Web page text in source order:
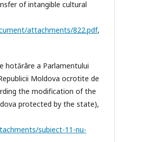
of intangible cultural
attachments/822.pdf,
hotărâre a Parlamentului
Moldova ocrotite de
the modification of the
protected by the state),
subiect-11-nu-